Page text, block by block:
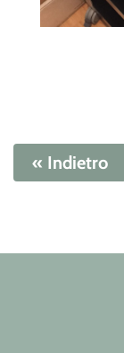
« Indietro